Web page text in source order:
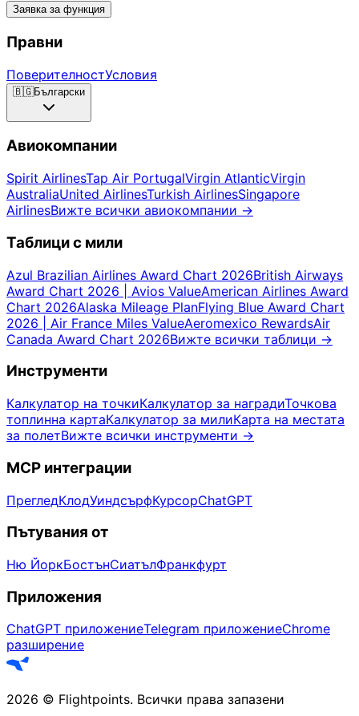
Заявка за функция
Правни
ПоверителностУсловия
🇧🇬Български
Авиокомпании
Spirit AirlinesTap Air PortugalVirgin AtlanticVirgin
AustraliaUnited AirlinesTurkish AirlinesSingapore
AirlinesВижте всички авиокомпании →
Таблици с мили
Azul Brazilian Airlines Award Chart 2026British Airways
Award Chart 2026 | Avios ValueAmerican Airlines Award
Chart 2026Alaska Mileage PlanFlying Blue Award Chart
2026 | Air France Miles ValueAeromexico RewardsAir
Canada Award Chart 2026Вижте всички таблици →
Инструменти
Калкулатор на точкиКалкулатор за наградиТочкова
топлинна картаКалкулатор за милиКарта на местата
за полетВижте всички инструменти →
MCP интеграции
ПрегледКлодУиндсърфКурсорChatGPT
Пътувания от
Ню ЙоркБостънСиатълФранкфурт
Приложения
ChatGPT приложениеTelegram приложениеChrome
разширение
2026 © Flightpoints. Всички права запазени